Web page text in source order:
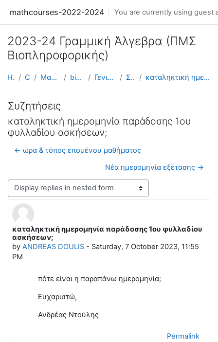
mathcourses-2022-2024 You are currently using guest
2023-24 Γραμμική Άλγεβρα (ΠΜΣ
Βιοπληροφορικής)
Home Courses Μαθήματα 2023-24 biolinearalgebra Γενικές Πληροφορίες Συζητήσεις καταληκτική ημερομηνία παράδοσης 1ου φυλλαδίου ασκ...
Συζητήσεις
καταληκτική ημερομηνία παράδοσης 1ου
φυλλαδίου ασκήσεων;
← ώρα & τόπος επομένου μαθήματος
Νέα ημερομηνία εξέτασης →
Display mode
καταληκτική ημερομηνία παράδοσης 1ου φυλλαδίου
ασκήσεων;
by ANDREAS DOULIS - Saturday, 7 October 2023, 11:55
PM
Number of replies: 1
πότε είναι η παραπάνω ημερομηνία;
Ευχαριστώ,
Ανδρέας Ντούλης
Permalink